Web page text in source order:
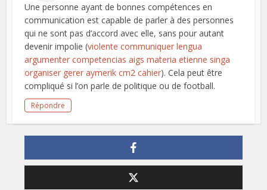
Une personne ayant de bonnes compétences en
communication est capable de parler à des personnes
qui ne sont pas d’accord avec elle, sans pour autant
devenir impolie (violente communiquer lengua
argumenter competencias aigs materia etienne singa
organiser gerer aymerik cm2 cahier). Cela peut être
compliqué si l’on parle de politique ou de football.
Répondre